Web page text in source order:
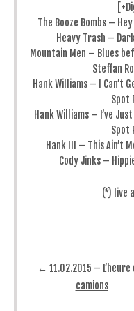
The Booze Bombs –
Heavy Trash –
Mountain Men – Blues
Steffan
Hank Williams – I Can’t
Spot
Hank Williams – I’ve
Spot
Hank III – This Ain’t
Cody Jinks –
(*) live
Post navigation
← 11.02.2015 – L’heure
camions